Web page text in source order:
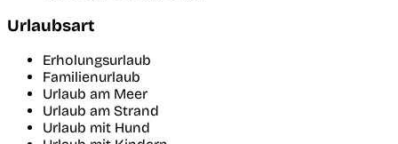
Urlaubsart
Erholungsurlaub
Familienurlaub
Urlaub am Meer
Urlaub am Strand
Urlaub mit Hund